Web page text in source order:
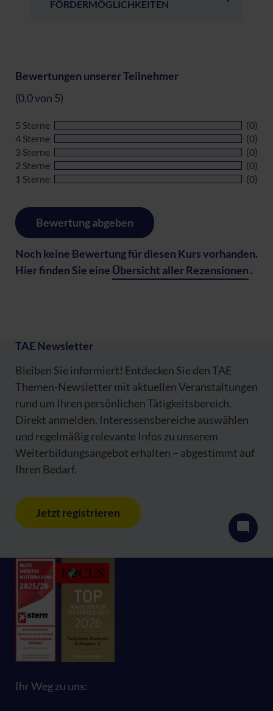
FÖRDERMÖGLICHKEITEN
Bewertungen unserer Teilnehmer
(0,0 von 5)
5 Sterne
(0)
4 Sterne
(0)
3 Sterne
(0)
2 Sterne
(0)
1 Sterne
(0)
Bewertung abgeben
Noch keine Bewertung für diesen Kurs vorhanden.
Hier finden Sie eine Übersicht aller Rezensionen .
TAE Newsletter
Bleiben Sie informiert! Entdecken Sie den TAE
Themen-Newsletter mit aktuellen Veranstaltungen
rund um Ihren persönlichen Tätigkeitsbereich.
Direkt anmelden, Interessensbereiche auswählen
und regelmäßig relevante Infos zu unserem
Weiterbildungsangebot erhalten – abgestimmt auf
Ihren Bedarf.
Jetzt registrieren
Ihr Weg zu uns: